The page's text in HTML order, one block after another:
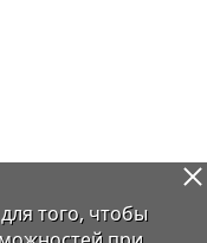
того, чтобы